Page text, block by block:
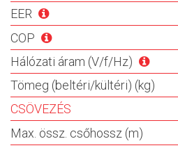
EER
COP
Hálózati áram (V/f/Hz)
Tömeg (beltéri/kültéri) (kg)
CSÖVEZÉS
Max. össz. csőhossz (m)